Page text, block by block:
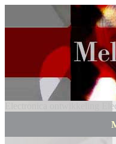
Electronica ontwikkeling